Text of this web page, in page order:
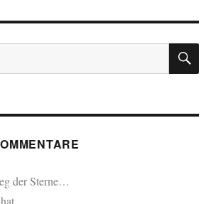
der Sterne…